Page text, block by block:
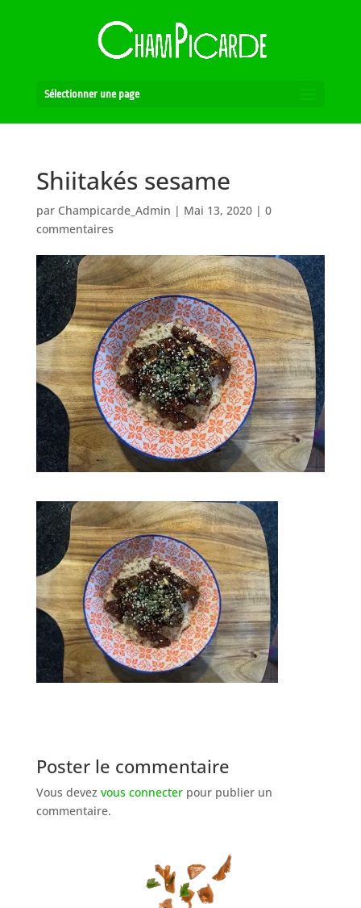
Sélectionner une page
Shiitakés sesame
par Champicarde_Admin | Mai 13, 2020| 0
commentaires
Poster le commentaire
Vous devez vous connecterpour publier un
commentaire.